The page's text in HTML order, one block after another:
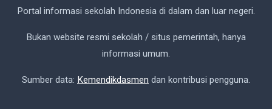
Portal informasi sekolah Indonesia di dalam dan luar negeri.
Bukan website resmi sekolah / situs pemerintah, hanya
informasi umum.
Sumber data: Kemendikdasmen dan kontribusi pengguna.